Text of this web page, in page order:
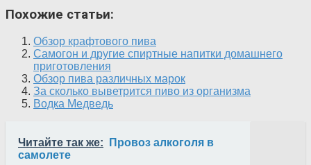
Похожие статьи:
Обзор крафтового пива
Самогон и другие спиртные напитки домашнего
приготовления
Обзор пива различных марок
За сколько выветрится пиво из организма
Водка Медведь
Читайте так же:
Провоз алкоголя в
самолете